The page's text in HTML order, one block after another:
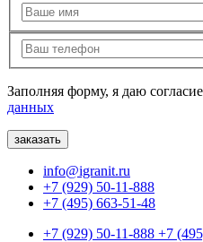
Заполняя форму, я даю
данных
info@igranit.ru
+7 (929) 50-11-888
+7 (495) 663-51-48
+7 (929) 50-11-888 +7